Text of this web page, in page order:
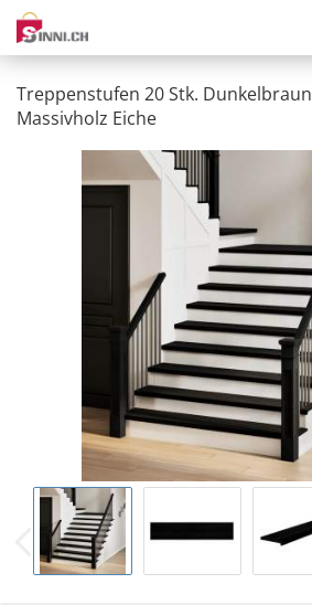
Treppenstufen 20 Stk.
Massivholz Eiche